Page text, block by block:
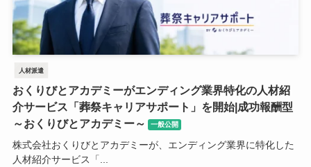
人材派遣
おくりびとアカデミーがエンディング業界特化の人材紹
介サービス「葬祭キャリアサポート」を開始|成功報酬型
～おくりびとアカデミー～
一般公開
株式会社おくりびとアカデミーが、エンディング業界に特化した
人材紹介サービス「...